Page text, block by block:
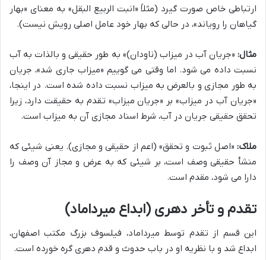
ارتباطی خاص صورت گیرد (مثلاً «انبت الربیع البقل» به معنای «بهار
گیاهان را رویاند»، در حالی که بهار خود عامل اصلی رویش نیست).
مثال: «جریان آب در میزاب (ناودان)» به طور حقیقی و بالذات به آب
نسبت داده می شود. اما وقتی می گوییم «میزاب جاری شد»، جریان
به طور مجازی و بالعرض به میزاب نسبت داده شده است. در اینجا،
«جریان آب در میزاب» بر «جریان میزاب» تقدم به حقیقت دارد، زیرا
تحقق حقیقی جریان در آب، شرط اسناد مجازی آن به میزاب است.
ملاک: «اصل ثبوت و تحقق» (اعم از حقیقی و مجازی). یعنی شیئی که
منشأ حقیقی وصف است، بر شیئی که به عرض و مجاز آن وصف را
دارا می شود، مقدم است.
تقدم و تأخر دهری (ابداع میرداماد)
این قسم از تقدم توسط میرداماد، فیلسوف بزرگ مکتب اصفهان،
ابداع شد و با نظریه او در باب حدوث و قدم دهری گره خورده است.